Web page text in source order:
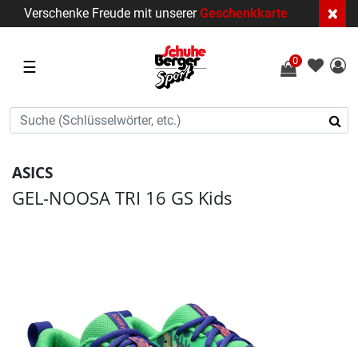
Verschenke Freude mit unsererGeschenkkarte ×
☰ 0
ASICS
GEL-NOOSA TRI 16 GS Kids